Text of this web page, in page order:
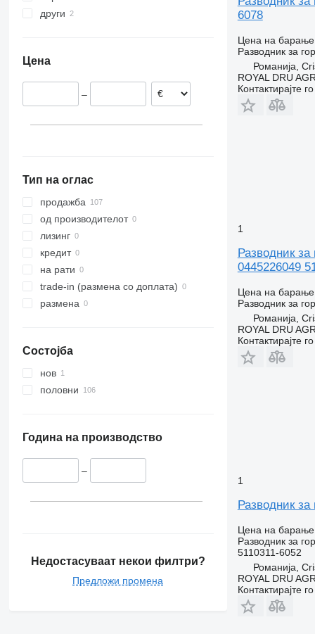
Холандија
Литванија
други
Цена
–
Тип на оглас
продажба
од производителот
лизинг
кредит
на рати
trade-in (размена со доплата)
размена
Состојба
нов
половни
Година на производство
–
Недостасуваат некои филтри?
Предложи промена
6078
Цена на барање
Разводник за
Романија,
ROYAL DRU
Контактирајте
1
Разводник
0445226049
Цена на барање
Разводник за
Романија,
ROYAL DRU
Контактирајте
1
Разводник
Цена на барање
Разводник за
5110311-6052
Романија,
ROYAL DRU
Контактирајте